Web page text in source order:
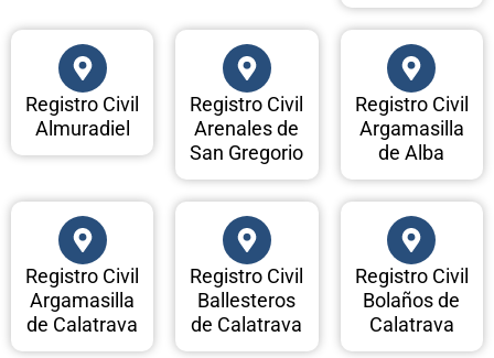
Registro Civil
Almuradiel
Registro Civil
Arenales de
San Gregorio
Registro Civil
Argamasilla
de Alba
Registro Civil
Argamasilla
de Calatrava
Registro Civil
Ballesteros
de Calatrava
Registro Civil
Bolaños de
Calatrava